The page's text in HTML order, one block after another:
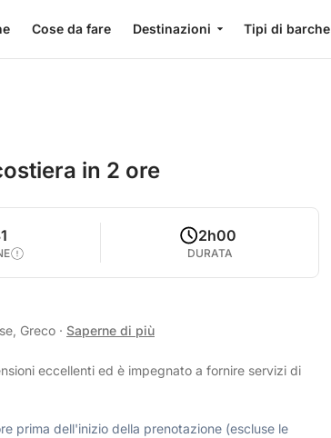
Cose da fare Destinazioni Tipi di barche
in 2 ore
2h00
DURATA
Greco · Saperne di più
eccellenti ed è impegnato a fornire servizi di
prima dell'inizio della prenotazione (escluse le